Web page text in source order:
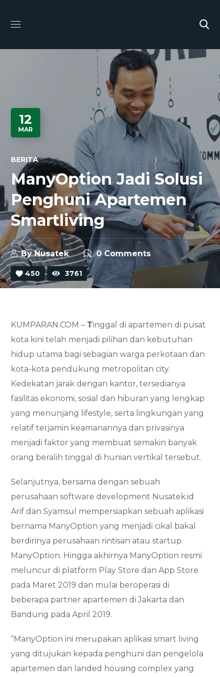
12
MAR
BERITA
ManyOption Jadi Solusi
Penghuni Apartemen
Smartliving
ByNusatek 0 Comments
450 3761
KUMPARAN.COM – Tinggal di apartemen di pusat
kota kini telah menjadi pilihan dan kebutuhan
hidup utama bagi sebagian warga perkotaan dan
kota-kota pendukung metropolitan city.
Kedekatan jarak dengan kantor, tersedianya
fasilitas ekonomi, sosial dan hiburan yang lengkap
yang menunjang lifestyle, serta lingkungan yang
relatif terjamin keamanannya dan privasinya
menjadi faktor yang membuat semakin banyak
orang beralih tinggal di hunian vertikal tersebut.
Selanjutnya, bersama dengan sebuah
perusahaan software development Nusatek.id
Arif dan Syamsul mempersiapkan sebuah aplikasi
bernama ManyOption yang menjadi cikal bakal
berdirinya perusahaan rintisan atau startup
ManyOption. Hingga akhirnya ManyOption resmi
meluncur di platform Play Store dan App Store
pada Maret 2019 dan mulai beroperasi di
beberapa partner apartemen di Jakarta dan
Bandung pada April 2019.
“ManyOption ini merupakan aplikasi smart living
yang ditujukan kepada penghuni dan pengelola
apartemen dan landed housing complex yang